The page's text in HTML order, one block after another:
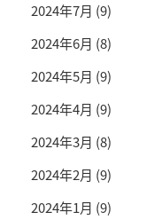
2024年7月 (9)
2024年6月 (8)
2024年5月 (9)
2024年4月 (9)
2024年3月 (8)
2024年2月 (9)
2024年1月 (9)